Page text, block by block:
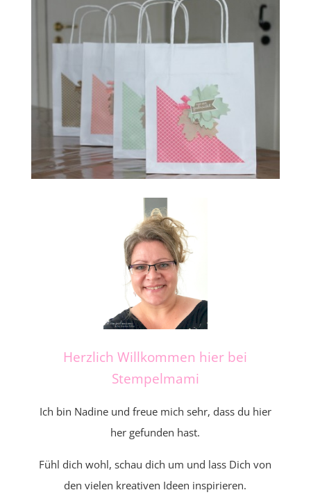
Herzlich Willkommen hier bei
Stempelmami
Ich bin Nadine und freue mich sehr, dass du hier
her gefunden hast.
Fühl dich wohl, schau dich um und lass Dich von
den vielen kreativen Ideen inspirieren.